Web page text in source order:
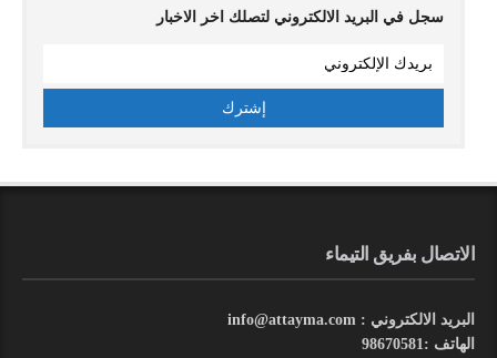
سجل في البريد الالكتروني لتصلك اخر الاخبار
الاتصال بفريق التيماء
البريد الالكتروني : info@attayma.com
الهاتف :98670581